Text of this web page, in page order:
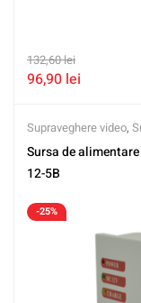
132,60lei
96,90 lei
Supraveghere video,
Sursa de
12-5B
-25%